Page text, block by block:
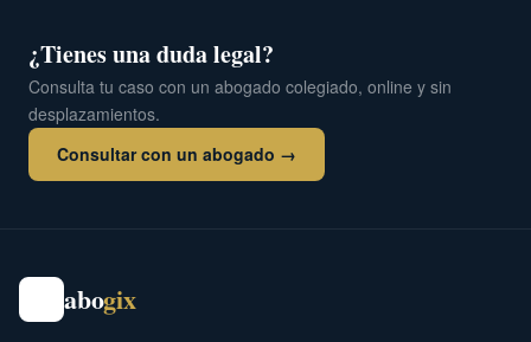
¿Tienes una duda legal?
Consulta tu caso con un abogado colegiado, online y sin
desplazamientos.
Consultar con un abogado →
abogix